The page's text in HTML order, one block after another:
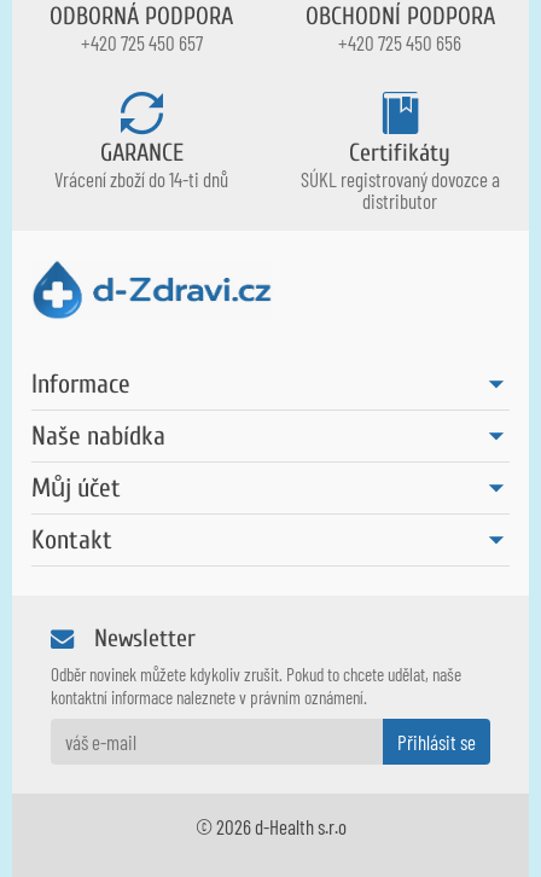
ODBORNÁ PODPORA
+420 725 450 657
OBCHODNÍ PODPORA
+420 725 450 656
GARANCE
Vrácení zboží do 14-ti dnů
Certifikáty
SÚKL registrovaný dovozce a
distributor
Informace
Naše nabídka
Můj účet
Kontakt
Newsletter
Odběr novinek můžete kdykoliv zrušit. Pokud to chcete udělat, naše
kontaktní informace naleznete v právním oznámení.
© 2026 d-Health s.r.o